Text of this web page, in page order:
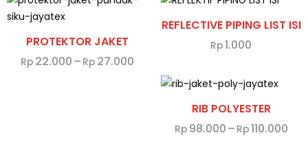
PROTEKTOR JAKET
Rp 22.000– Rp 27.000
REFLECTIVE PIPING LIST ISI
Rp1.000
RIB POLYESTER
Rp 98.000– Rp110.000